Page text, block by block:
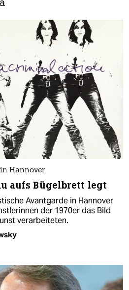
in Hannover
aufs Bügelbrett legt
Avantgarde in Hannover
der 1970er das Bild
verarbeiteten.